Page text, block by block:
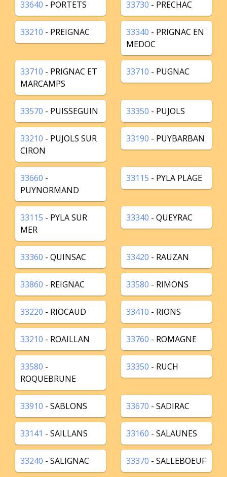
33640 - PORTETS 33730 - PRECHAC
33210 - PREIGNAC 33340 - PRIGNAC EN
MEDOC
33710 - PRIGNAC ET
MARCAMPS
33710 - PUGNAC
33570 - PUISSEGUIN 33350 - PUJOLS
33210 - PUJOLS SUR
CIRON
33190 - PUYBARBAN
33660 -
PUYNORMAND
33115 - PYLA PLAGE
33115 - PYLA SUR
MER
33340 - QUEYRAC
33360 - QUINSAC 33420 - RAUZAN
33860 - REIGNAC 33580 - RIMONS
33220 - RIOCAUD 33410 - RIONS
33210 - ROAILLAN 33760 - ROMAGNE
33580 -
ROQUEBRUNE
33350 - RUCH
33910 - SABLONS 33670 - SADIRAC
33141 - SAILLANS 33160 - SALAUNES
33240 - SALIGNAC 33370 - SALLEBOEUF